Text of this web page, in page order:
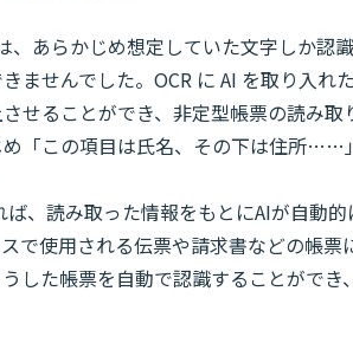
、あらかじめ想定していた文字しか認
ませんでした。OCR に AI を取り入
せることができ、非定型帳票の読み
「この項目は氏名、その下は住所……
ば、読み取った情報をもとにAIが自動
で使用される伝票や請求書などの帳
した帳票を自動で認識することができ